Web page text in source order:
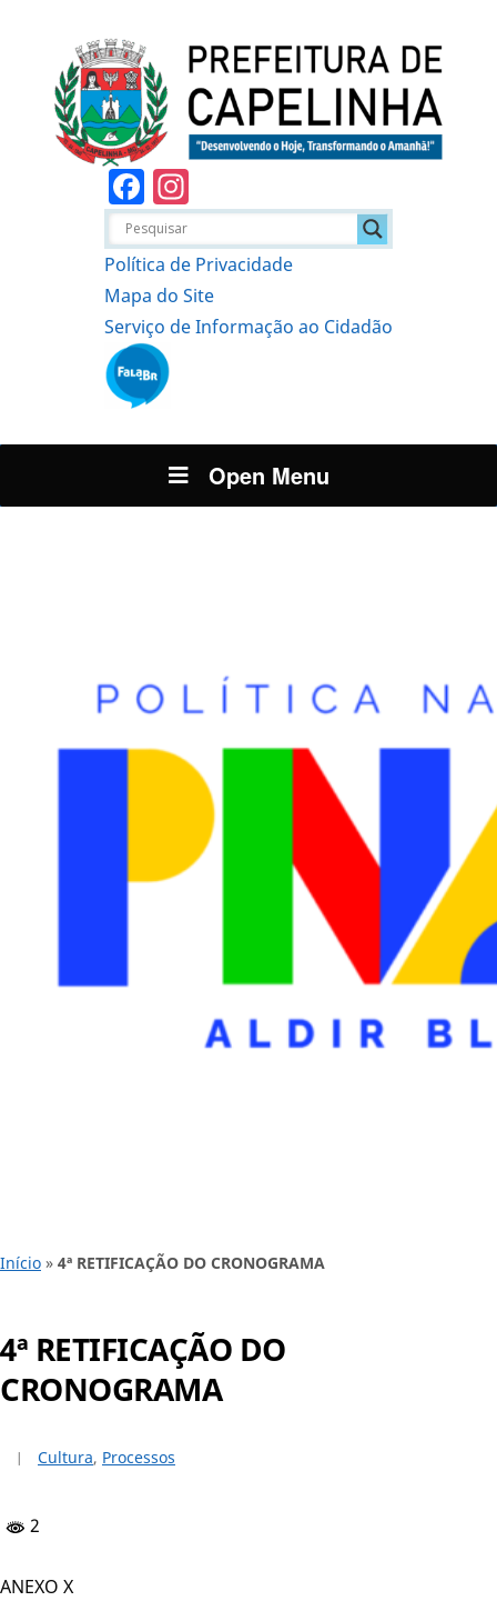
Facebook
Política de Privacidade
Mapa do Site
Serviço de Informação ao Cidadão
Open Menu
Início » 4ª RETIFICAÇÃO DO CRONOGRAMA
4ª RETIFICAÇÃO DO
CRONOGRAMA
Cultura, Processos
2
ANEXO X